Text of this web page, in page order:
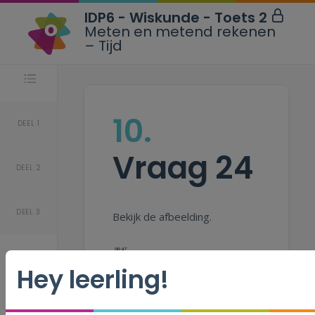
DEEL 1
DEEL 2
DEEL 3
10.
Vraag 24
Bekijk de afbeelding.
In Londen is het één uur
vroeger dan in Brussel.
IDP6 - Wiskunde - Toets 2
Meten en metend rekenen
– Tijd
Hey leerling!